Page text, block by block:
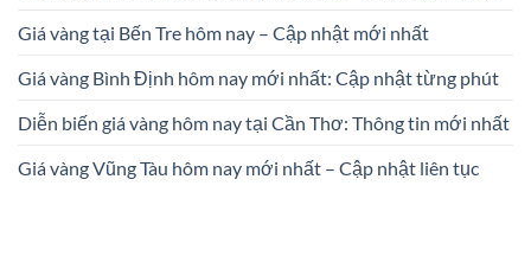
Giá vàng tại Bến Tre hôm nay – Cập nhật mới nhất
Giá vàng Bình Định hôm nay mới nhất: Cập nhật từng phút
Diễn biến giá vàng hôm nay tại Cần Thơ: Thông tin mới nhất
Giá vàng Vũng Tàu hôm nay mới nhất – Cập nhật liên tục